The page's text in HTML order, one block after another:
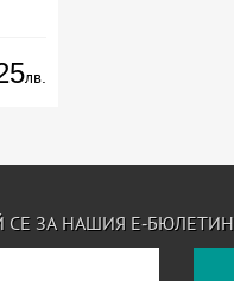
лв.
СЕ ЗА НАШИЯ Е-БЮЛЕТИН